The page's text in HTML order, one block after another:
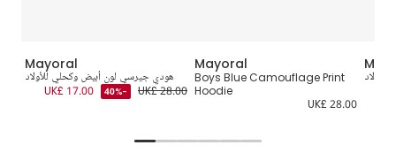
Mayoral
هودي جيرسي لون أبيض وكحلي للأولاد
UK£ 28.00
-40%
UK£ 17.00
Mayoral
Boys Blue Camouflage Print
Hoodie
UK£ 28.00